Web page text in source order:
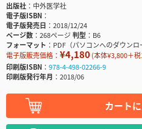
出版社
中外医学社
電子版ISBN
電子版発売日
2018/12/24
ページ数
268ページ判型
B6
フォーマット
PDF（パソコンへのダウンロ
電子版販売価格： ¥4,180(本体¥3,800＋
印刷版ISBN
978-4-498-02266-9
印刷版発行年月
2018/06
カート